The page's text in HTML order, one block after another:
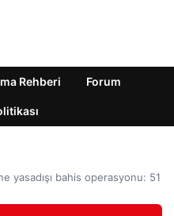
Rehberi Forum
yasadışı bahis operasyonu: 51